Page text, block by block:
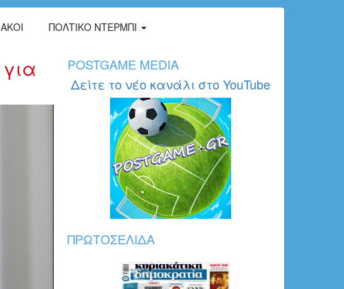
ΠΟΛΤΙΚΌ ΝΤΈΡΜΠΙ
POSTGAME MEDIA
Δείτε το νέο κανάλι στο YouTube
ΠΡΩΤΟΣΈΛΙΔΑ